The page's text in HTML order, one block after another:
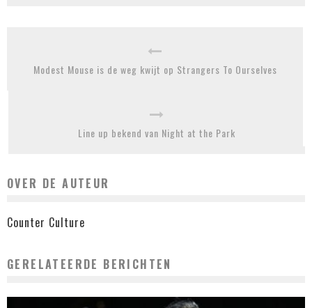
Modest Mouse is de weg kwijt op Strangers To Ourselves
Line up bekend van Night at the Park
OVER DE AUTEUR
Counter Culture
GERELATEERDE BERICHTEN